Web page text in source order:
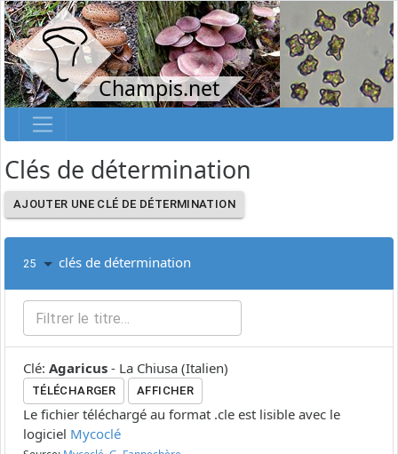
Champis.net
Clés de détermination
AJOUTER UNE CLÉ DE DÉTERMINATION
25 clés de détermination
Clé: Agaricus - La Chiusa (Italien)
TÉLÉCHARGER AFFICHER
Le fichier téléchargé au format .cle est lisible avec le
logiciel Mycoclé